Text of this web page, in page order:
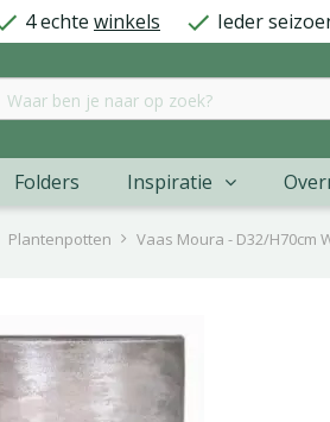
Plantenpotten Vaas Moura - D32/H70cm
4 echte winkels Ieder
Folders Inspiratie